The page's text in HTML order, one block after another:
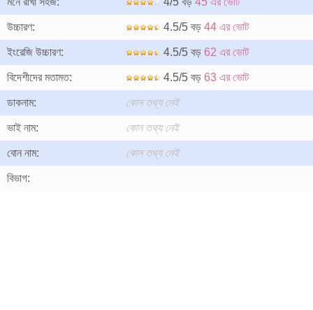
উচ্চারণ: 4.5/5 বড় 44 এর ভোট
ইংরেজি উচ্চারণ: 4.5/5 বড় 62 এর ভোট
বিদেশীদের মতামত: 4.5/5 বড় 63 এর ভোট
ডাকনাম: কোন তথ্য নেই
ভাই নাম: কোন তথ্য নেই
বোন নাম: কোন তথ্য নেই
বিভাগ: